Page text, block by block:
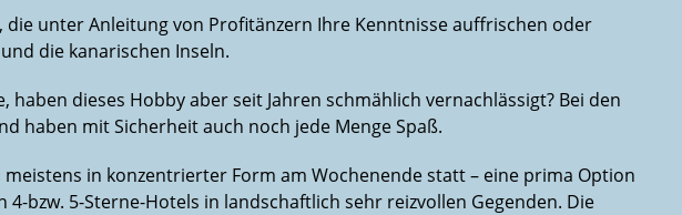
unter Anleitung von Profitänzern Ihre Kenntnisse auffrischen oder
die kanarischen Inseln.
dieses Hobby aber seit Jahren schmählich vernachlässigt? Bei den
haben mit Sicherheit auch noch jede Menge Spaß.
in konzentrierter Form am Wochenende statt – eine prima Option
bzw. 5-Sterne-Hotels in landschaftlich sehr reizvollen Gegenden. Die